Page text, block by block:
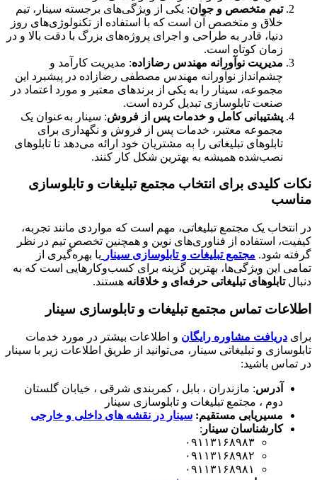
تیم متخصص و جوان: یکی از ویژگی‌های برجسته سینار، تیم
خلاق و متخصص آن است که با استفاده از تکنولوژی‌های روز
دنیا، قادر به طراحی و اجرای پروژه‌های بزرگ با دقت بالا و در
زمان کوتاه است.
مدیریت نوآورانه مهندس رضازاده: مدیریت کارآمد و
چشم‌انداز نوآورانه مهندس مصطفی رضازاده در پیشبرد این
مجموعه، سینار را به یکی از برندهای معتبر و مورد اعتماد در
صنعت تابلوسازی تبدیل کرده است.
پشتیبانی کامل و خدمات پس از فروش: سینار به‌عنوان یک
مجموعه معتبر، خدمات پس از فروش و نگهداری برای
تابلوهای تبلیغاتی را به مشتریان خود ارائه می‌دهد تا تابلوهای
نصب‌شده همیشه به بهترین شکل کار کنند.
نکات کلیدی برای انتخاب مجتمع تبلیغات و تابلوسازی
مناسب
در انتخاب یک مجتمع تبلیغاتی، مهم است که مواردی مانند تجربه،
کیفیت، استفاده از فناوری‌های نوین و همچنین تخصص تیم در نظر
گرفته شود. مجتمع تبلیغات و تابلوسازی سینار با بهره‌گیری از
تمامی این ویژگی‌ها، بهترین گزینه برای کسب‌وکارهایی است که به
دنبالتابلوهای تبلیغاتی حرفه‌ای و خلاقانه هستند.
اطلاعات تماس مجتمع تبلیغات و تابلوسازی سینار
برای دریافت مشاوره رایگان و اطلاعات بیشتر در مورد خدمات
تابلوسازی و تبلیغاتی سینار، می‌توانید از طریق اطلاعات زیر با سینار
در تماس باشید:
آدرس: مازندران ، بابل ، کمربندی شرقی ، خیابان گلستان
دوم ، مجتمع تبلیغات و تابلوسازی سینار
مسیریابی مستقیم: سینار در نقشه های داخلی و خارجی
کارشناسان سینار :
۰۹۱۱۳۱۶۸۹۸۳
۰۹۱۱۳۱۶۸۹۸۲
۰۹۱۱۳۱۶۸۹۸۱